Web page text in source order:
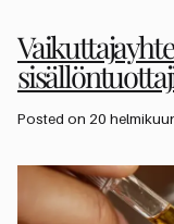
Posted on 20